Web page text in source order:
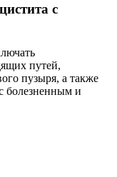
с
путей,
пузыря, а также
болезненным и